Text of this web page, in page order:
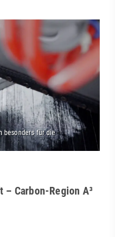
Carbon-Region A³